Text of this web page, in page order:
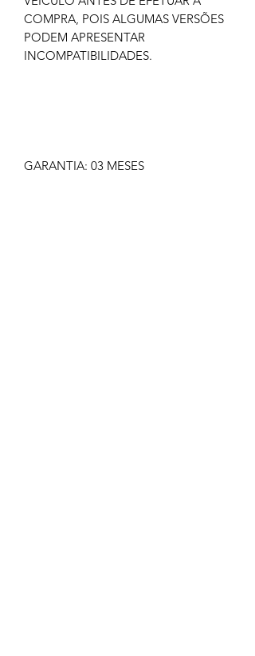
COMPRA, POIS ALGUMAS VERSÕES
PODEM APRESENTAR
INCOMPATIBILIDADES.
GARANTIA: 03 MESES